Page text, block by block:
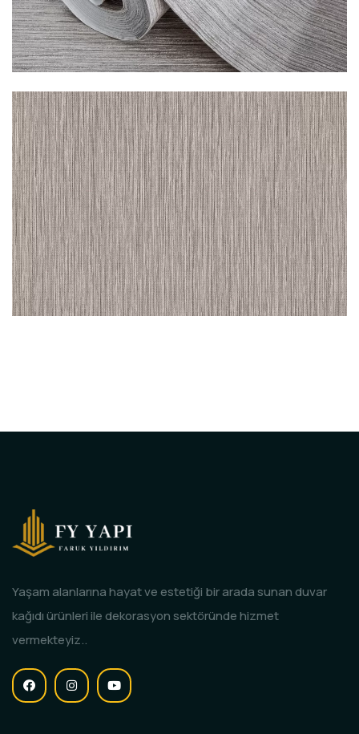
Yaşam alanlarına hayat ve estetiği bir arada sunan duvar
kağıdı ürünleri ile dekorasyon sektöründe hizmet
vermekteyiz..